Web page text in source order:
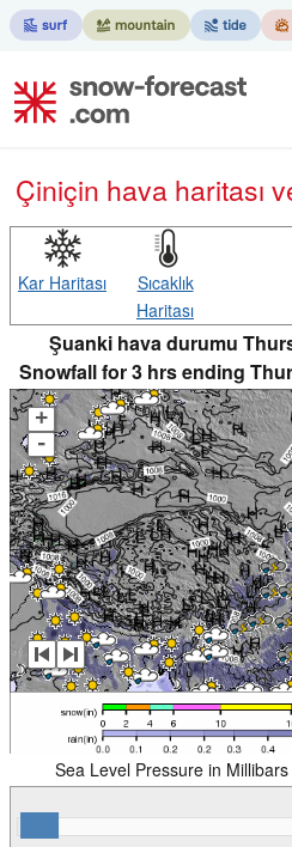
Çiniçin hava haritası
Kar Haritası
Sıcaklık
Haritası
Şuanki hava durumu
Snowfall for 3 hrs ending
+
-
Sea Level Pressure in